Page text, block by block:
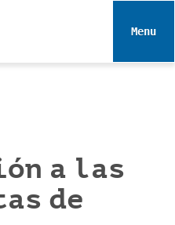
Toggle
a las
de